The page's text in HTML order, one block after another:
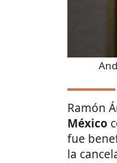
Ramón
México
fue
la